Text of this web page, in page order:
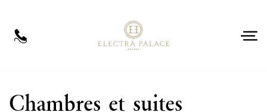
Chambres et suites